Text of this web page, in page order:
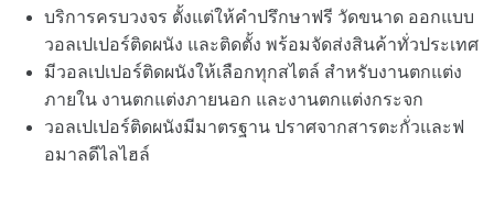
บริการครบวงจร ตั้งแต่ให้คำปรึกษาฟรี วัดขนาด ออกแบบ
วอลเปเปอร์ติดผนัง และติดตั้ง พร้อมจัดส่งสินค้าทั่วประเทศ
มีวอลเปเปอร์ติดผนังให้เลือกทุกสไตล์ สำหรับงานตกแต่ง
ภายใน งานตกแต่งภายนอก และงานตกแต่งกระจก
วอลเปเปอร์ติดผนังมีมาตรฐาน ปราศจากสารตะกั่วและฟ
อมาลดีไลไฮล์